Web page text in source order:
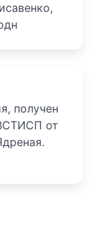
получен
от